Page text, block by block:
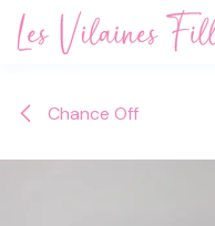
Se rendre au contenu
Chance Off